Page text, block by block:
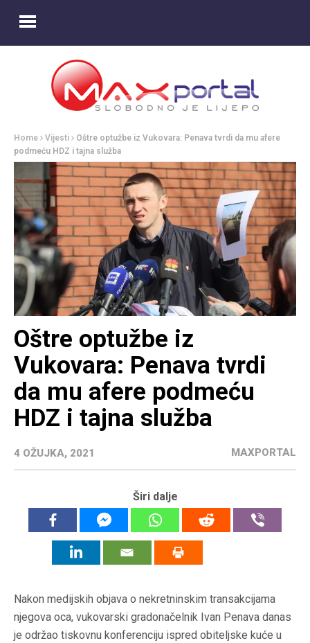
Home Vijesti
Oštre optužbe iz Vukovara: Penava tvrdi da mu afere
podmeću HDZ i tajna služba
Oštre optužbe iz
Vukovara: Penava tvrdi
da mu afere podmeću
HDZ i tajna služba
4 OŽUJKA, 2021 MAXPORTAL
Širi dalje
Nakon medijskih objava o nekretninskim transakcijama
njegova oca, vukovarski gradonačelnik Ivan Penava danas
je održao tiskovnu konferenciju ispred obiteljske kuće u